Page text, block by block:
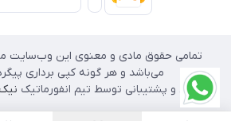
تمامی حقوق مادی و معنوی این وب‌سایت
می‌باشد و هر گونه کپی برداری پیگرد
طراحی و پشتیبانی توسط تیم انفورماتیک